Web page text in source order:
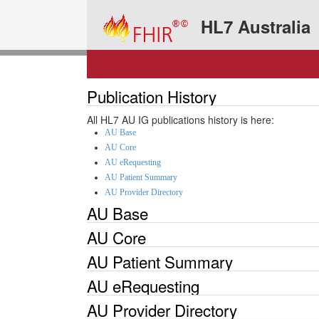
HL7 Australia
Publication History
All HL7 AU IG publications history is here:
AU Base
AU Core
AU eRequesting
AU Patient Summary
AU Provider Directory
AU Base
AU Core
AU Patient Summary
AU eRequesting
AU Provider Directory